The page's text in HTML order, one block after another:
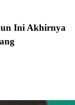
Ini Akhirnya